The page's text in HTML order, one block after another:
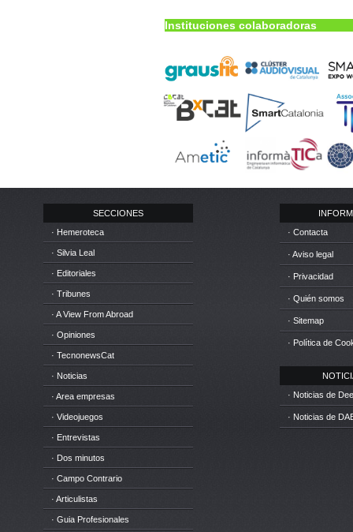
Instituciones colaboradoras
SECCIONES
· Hemeroteca
· Silvia Leal
· Editoriales
· Tribunes
· A View From Abroad
· Opiniones
· TecnonewsCat
· Noticias
· Area empresas
· Videojuegos
· Entrevistas
· Dos minutos
· Campo Contrario
· Articulistas
· Guia Profesionales
· Contacta
· Aviso legal
· Privacidad
· Quién somos
· Sitemap
· Política de
· Noticias de
· Noticias de